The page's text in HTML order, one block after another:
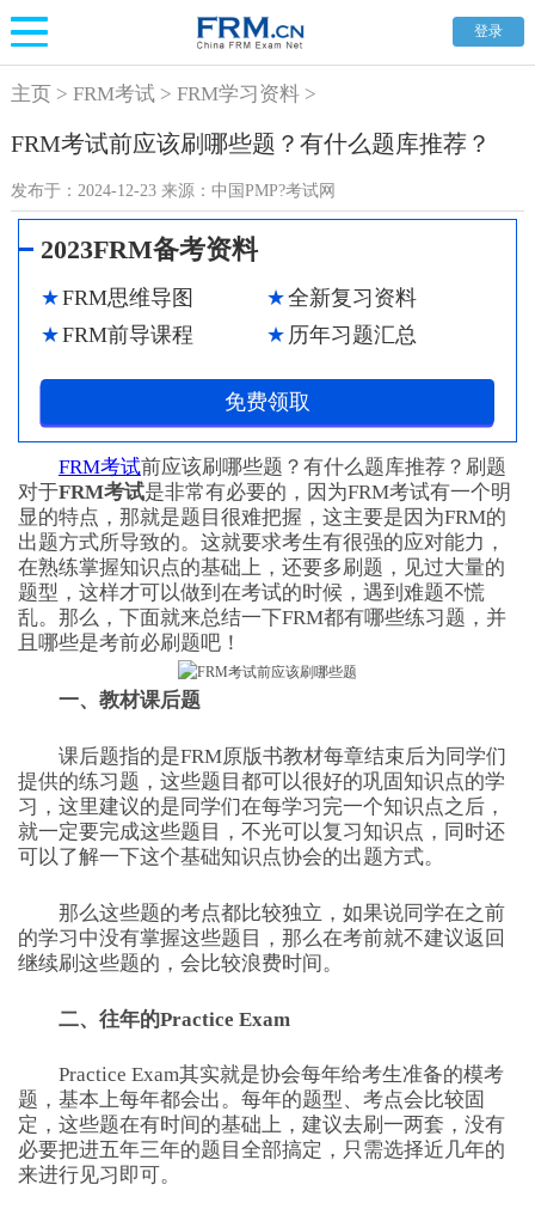
登录
主页> FRM考试 > FRM学习资料>
FRM考试前应该刷哪些题？有什么题库推荐？
发布于： 2024-12-23来源： 中国PMP?考试网
2023FRM备考资料
FRM思维导图
全新复习资料
FRM前导课程
历年习题汇总
免费领取
FRM考试前应该刷哪些题？有什么题库推荐？刷题
对于FRM考试是非常有必要的，因为FRM考试有一个明
显的特点，那就是题目很难把握，这主要是因为FRM的
出题方式所导致的。这就要求考生有很强的应对能力，
在熟练掌握知识点的基础上，还要多刷题，见过大量的
题型，这样才可以做到在考试的时候，遇到难题不慌
乱。那么，下面就来总结一下FRM都有哪些练习题，并
且哪些是考前必刷题吧！
一、教材课后题
课后题指的是FRM原版书教材每章结束后为同学们
提供的练习题，这些题目都可以很好的巩固知识点的学
习，这里建议的是同学们在每学习完一个知识点之后，
就一定要完成这些题目，不光可以复习知识点，同时还
可以了解一下这个基础知识点协会的出题方式。
那么这些题的考点都比较独立，如果说同学在之前
的学习中没有掌握这些题目，那么在考前就不建议返回
继续刷这些题的，会比较浪费时间。
二、往年的Practice Exam
Practice Exam其实就是协会每年给考生准备的模考
题，基本上每年都会出。每年的题型、考点会比较固
定，这些题在有时间的基础上，建议去刷一两套，没有
必要把进五年三年的题目全部搞定，只需选择近几年的
来进行见习即可。